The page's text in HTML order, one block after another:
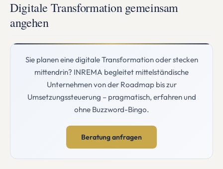
Digitale Transformation gemeinsam
angehen
Sie planen eine digitale Transformation oder stecken
mittendrin? INREMA begleitet mittelständische
Unternehmen von der Roadmap bis zur
Umsetzungssteuerung – pragmatisch, erfahren und
ohne Buzzword-Bingo.
Beratung anfragen